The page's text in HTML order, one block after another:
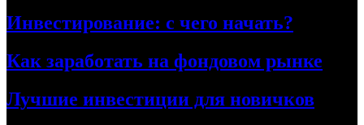
Инвестирование: с чего начать?
Как заработать на фондовом рынке
Лучшие инвестиции для новичков